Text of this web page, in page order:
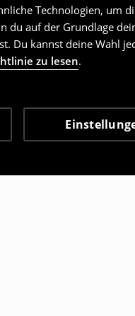
Technologien, um
du auf der Grundlage
Du kannst deine Wahl
zu lesen.